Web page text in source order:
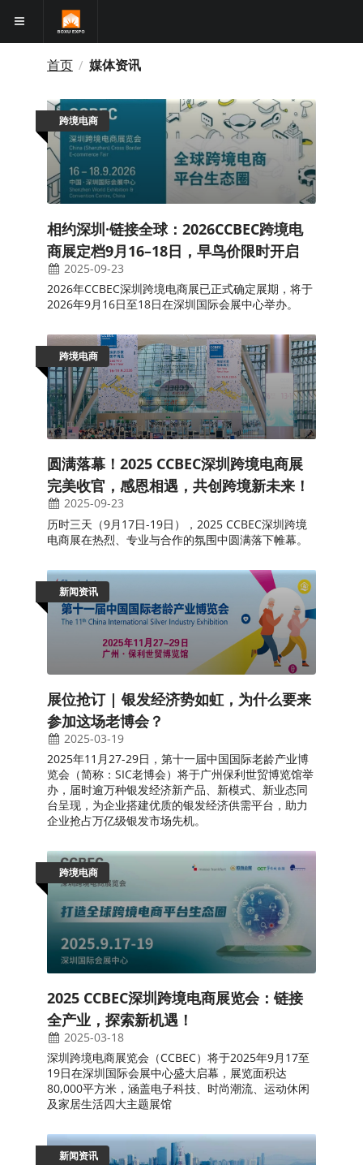
首页 / 媒体资讯
跨境电商
相约深圳·链接全球：2026CCBEC跨境电
商展定档9月16–18日，早鸟价限时开启
2025-09-23
2026年CCBEC深圳跨境电商展已正式确定展期，将于
2026年9月16日至18日在深圳国际会展中心举办。
跨境电商
圆满落幕！2025 CCBEC深圳跨境电商展
完美收官，感恩相遇，共创跨境新未来！
2025-09-23
历时三天（9月17日-19日），2025 CCBEC深圳跨境
电商展在热烈、专业与合作的氛围中圆满落下帷幕。
新闻资讯
展位抢订 | 银发经济势如虹，为什么要来
参加这场老博会？
2025-03-19
2025年11月27-29日，第十一届中国国际老龄产业博
览会（简称：SIC老博会）将于广州保利世贸博览馆举
办，届时逾万种银发经济新产品、新模式、新业态同
台呈现，为企业搭建优质的银发经济供需平台，助力
企业抢占万亿级银发市场先机。
跨境电商
2025 CCBEC深圳跨境电商展览会：链接
全产业，探索新机遇！
2025-03-18
深圳跨境电商展览会（CCBEC）将于2025年9月17至
19日在深圳国际会展中心盛大启幕，展览面积达
80,000平方米，涵盖电子科技、时尚潮流、运动休闲
及家居生活四大主题展馆
新闻资讯